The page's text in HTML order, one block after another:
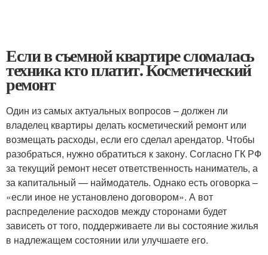
Если в съемной квартире сломалась
техника кто платит. Косметический
ремонт
Один из самых актуальных вопросов – должен ли
владелец квартиры делать косметический ремонт или
возмещать расходы, если его сделал арендатор. Чтобы
разобраться, нужно обратиться к закону. Согласно ГК РФ
за текущий ремонт несет ответственность наниматель, а
за капитальный — наймодатель. Однако есть оговорка –
«если иное не установлено договором». А вот
распределение расходов между сторонами будет
зависеть от того, поддерживаете ли вы состояние жилья
в надлежащем состоянии или улучшаете его.